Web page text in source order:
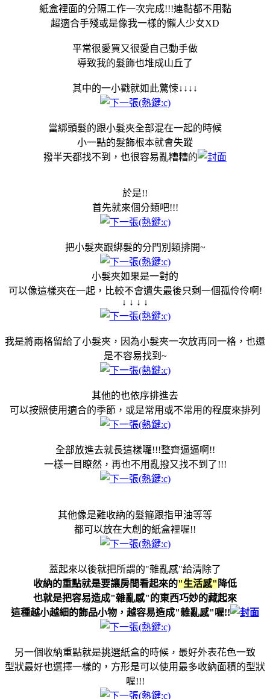
紙盒裡面的分隔工作一次完成!!!連黏都不用黏
超適合手殘或是像我一樣的懶人少女XD
平常很愛買又很愛自己動手做
導致我的髮飾也堆成山丘了
其中的一小戳就如此驚悚↓↓↓↓
當綁頭髮的跟小髮夾全部混在一起的時候
小一點的髮飾根本就會失蹤
撥半天都找不到，也很容易亂糟糟的
於是!!
首先就來個分類吧!!!
把小髮夾跟綁髮的分門別類排開~
小髮夾如果是一對的
可以像這樣夾在一起，比較不會遺失最後只剩一個孤伶伶啊!
↓ ↓ ↓ ↓
我是將兩格留給了小髮夾，因為小髮夾一次放再同一格，也還
是不容易找到~
其他的也依序排進去
可以按照使用適合的季節，或是常用或不常用的程度來排列
全部放進去就長這樣囉!!!整齊逼逼啊!!
一樣一目瞭然，再也不用亂撥又找不到了!!!
其他像是難收納的髮箍跟指甲油等等
都可以放在大創的紙盒裡喔!!
蓋起來以後就把所謂的"雜亂感"給清除了
收納的重點就是要讓房間看起來的"生活感" 降低
也就是把容易造成"雜亂感"的東西巧妙的藏起來
這種越小越細的飾品小物，越容易造成"雜亂感"喔!!
另一個收納重點就是挑選紙盒的時候，最好外表花色一致
型狀最好也選擇一樣的，方形是可以使用最多收納面積的型狀
喔!!!